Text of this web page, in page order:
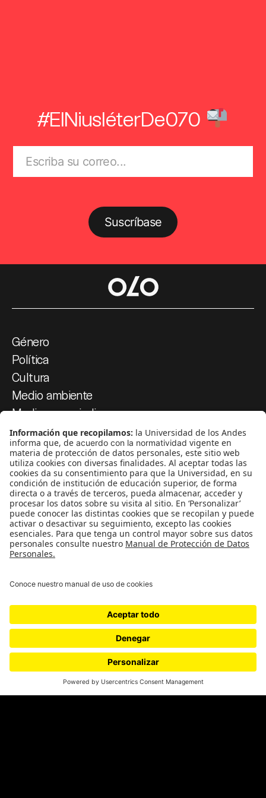
#ElNiusléterDe070
Suscríbase
Género
Política
Cultura
Medio ambiente
Medios y periodismo
Ciudad
Movilización social
¿Quiénes somos?
Podcasts
Ediciones especiales
Proyectos 070
¿Quieres escribir en 070?
CONTÁCTANOS